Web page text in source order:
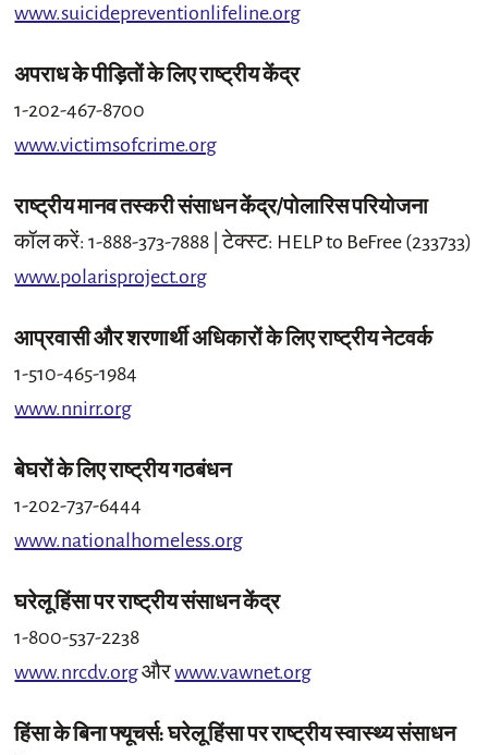
www.suicidepreventionlifeline.org
अपराध के पीड़ितों के लिए राष्ट्रीय केंद्र
1-202-467-8700
www.victimsofcrime.org
राष्ट्रीय मानव तस्करी संसाधन केंद्र/पोलारिस परियोजना
कॉल करें: 1-888-373-7888 | टेक्स्ट: HELP to BeFree (233733)
www.polarisproject.org
आप्रवासी और शरणार्थी अधिकारों के लिए राष्ट्रीय नेटवर्क
1-510-465-1984
www.nnirr.org
बेघरों के लिए राष्ट्रीय गठबंधन
1-202-737-6444
www.nationalhomeless.org
घरेलू हिंसा पर राष्ट्रीय संसाधन केंद्र
1-800-537-2238
www.nrcdv.orgऔरwww.vawnet.org
हिंसा के बिना फ्यूचर्स: घरेलू हिंसा पर राष्ट्रीय स्वास्थ्य संसाधन